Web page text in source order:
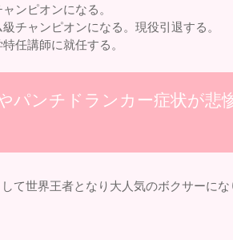
ンピオンになる。
チャンピオンになる。現役引退する。
任講師に就任する。
パンチドランカー症状が悲
て世界王者となり大人気のボクサーにな